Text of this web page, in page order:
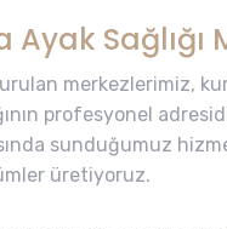
Sağlığı
merkezlerimiz,
profesyonel
sunduğumuz
üretiyoruz.